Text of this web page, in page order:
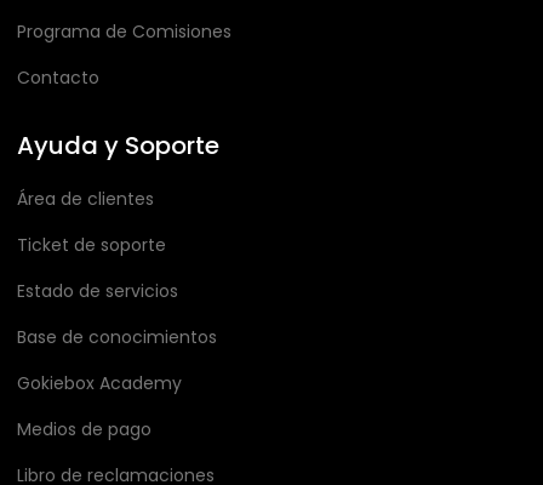
Programa de Comisiones
Contacto
Ayuda y Soporte
Área de clientes
Ticket de soporte
Estado de servicios
Base de conocimientos
Gokiebox Academy
Medios de pago
Libro de reclamaciones